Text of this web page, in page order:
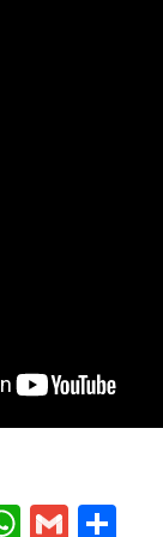
Gmail